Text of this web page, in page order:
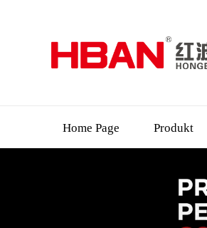
Home Page Produkt